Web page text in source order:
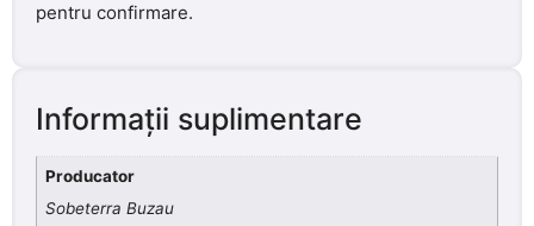
pentru confirmare.
Informații suplimentare
Producator
Sobeterra Buzau